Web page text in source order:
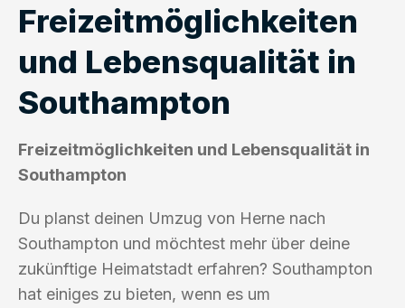
Freizeitmöglichkeiten
und Lebensqualität in
Southampton
Freizeitmöglichkeiten und Lebensqualität in
Southampton
Du planst deinen Umzug von Herne nach
Southampton und möchtest mehr über deine
zukünftige Heimatstadt erfahren? Southampton
hat einiges zu bieten, wenn es um